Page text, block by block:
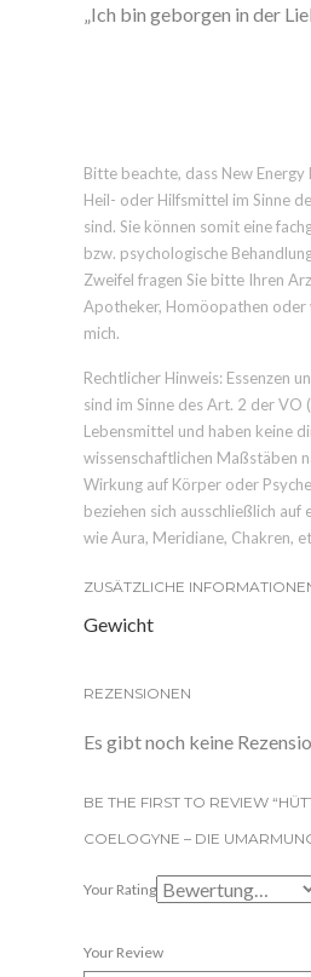
„Ich bin geborgen in der
Bitte beachte, dass New Energy
Heil- oder Hilfsmittel im Sinne
sind. Sie können somit eine
bzw. psychologische
Zweifel fragen Sie bitte Ihren
Apotheker, Homöopathen oder
mich.
Rechtlicher Hinweis: Essenzen
sind im Sinne des Art. 2 der VO
Lebensmittel und haben keine
wissenschaftlichen Maßstäben
Wirkung auf Körper oder
beziehen sich ausschließlich
wie Aura, Meridiane, Chakren,
ZUSÄTZLICHE
Gewicht
REZENSIONEN
Es gibt noch keine
BE THE FIRST TO REVIEW
COELOGYNE – DIE
Your Rating
Your Review